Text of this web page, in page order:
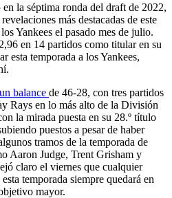
la séptima ronda del draft de 2022,
más destacadas de este
Yankees el pasado mes de julio.
en 14 partidos como titular en su
esta temporada a los Yankees,
balance de 46-28, con tres partidos
Rays en lo más alto de la División
la mirada puesta en su 28.º título
puestos a pesar de haber
tramos de la temporada de
Aaron Judge, Trent Grisham y
claro el viernes que cualquier
temporada siempre quedará en
mayor.